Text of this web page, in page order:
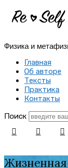
Re-
|
Создай
себя
заново
Физика и
Главная
Об авторе
Тексты
Практика
Контакты
Поиск
Жизненная